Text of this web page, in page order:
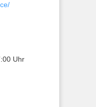
Uhr